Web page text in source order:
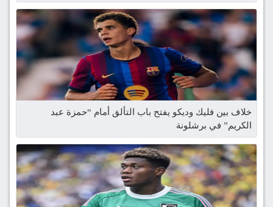
خلاف بين فليك وديكو يفتح باب التألق أمام “حمزة عبد
الكريم” في برشلونة